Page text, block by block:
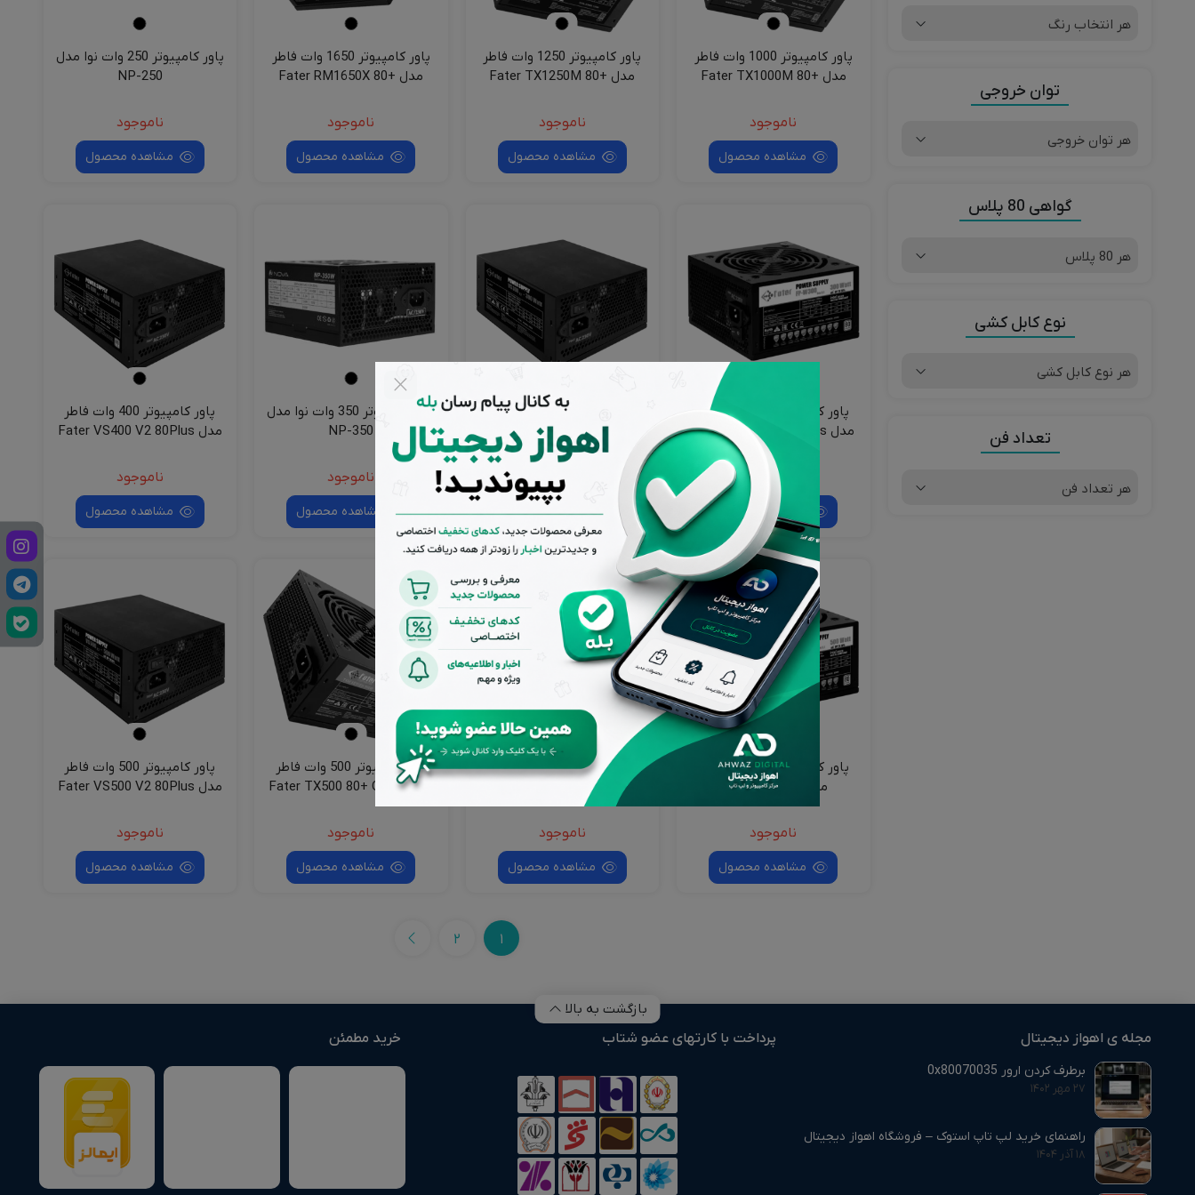
پاور کامپیوتر 1000 وات فاطر
مدل Fater TX1000M 80+
ناموجود
مشاهده محصول
پاور کامپیوتر 1250 وات فاطر
مدل Fater TX1250M 80+
ناموجود
مشاهده محصول
پاور کامپیوتر 1650 وات فاطر
مدل Fater RM1650X 80+
ناموجود
مشاهده محصول
پاور کامپیوتر 250 وات نوا مدل
NP-250
ناموجود
مشاهده محصول
پاور کامپیوتر 300 وات فاطر
مدل Fater FP-W300 80Plus
ناموجود
مشاهده محصول
پاور کامپیوتر 300 وات فاطر
ناموجود
مشاهده محصول
پاور کامپیوتر 350 وات نوا مدل
NP-350
ناموجود
مشاهده محصول
پاور کامپیوتر 400 وات فاطر
مدل Fater VS400 V2 80Plus
ناموجود
مشاهده محصول
پاور کامپیوتر 500 وات فاطر
مدل +FP-W500 80
ناموجود
مشاهده محصول
پاور کامپیوتر 500 وات فاطر
مدل Fater RM500X 80+
Bronze
ناموجود
مشاهده محصول
پاور کامپیوتر 500 وات فاطر
مدل Fater TX500 80+ GOLD
ناموجود
مشاهده محصول
پاور کامپیوتر 500 وات فاطر
مدل Fater VS500 V2 80Plus
ناموجود
مشاهده محصول
1
2
هر انتخاب رنگ
توان خروجی
هر توان خروجی
گواهی 80 پلاس
هر 80 پلاس
نوع کابل کشی
هر نوع کابل کشی
تعداد فن
هر تعداد فن
بازگشت به بالا
مجله ی اهواز دیجیتال
برطرف کردن ارور 0x80070035
۲۷ مهر ۱۴۰۲
راهنمای خرید لپ تاپ استوک – فروشگاه اهواز دیجیتال
۱۸ آذر ۱۴۰۴
پرداخت با کارتهای عضو شتاب خرید مطمئن